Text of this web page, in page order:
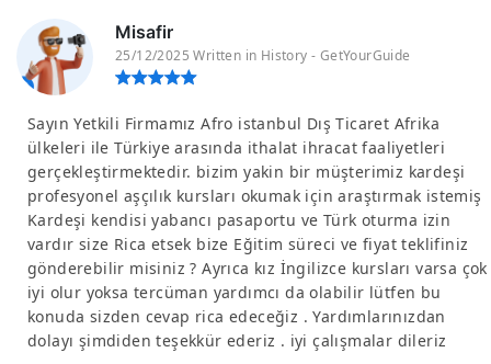
Misafir
25/12/2025 Written in History - GetYourGuide
Sayın Yetkili Firmamız Afro istanbul Dış Ticaret Afrika
ülkeleri ile Türkiye arasında ithalat ihracat faaliyetleri
gerçekleştirmektedir. bizim yakin bir müşterimiz kardeşi
profesyonel aşçılık kursları okumak için araştırmak istemiş
Kardeşi kendisi yabancı pasaportu ve Türk oturma izin
vardır size Rica etsek bize Eğitim süreci ve fiyat teklifiniz
gönderebilir misiniz ? Ayrıca kız İngilizce kursları varsa çok
iyi olur yoksa tercüman yardımcı da olabilir lütfen bu
konuda sizden cevap rica edeceğiz . Yardımlarınızdan
dolayı şimdiden teşekkür ederiz . iyi çalışmalar dileriz